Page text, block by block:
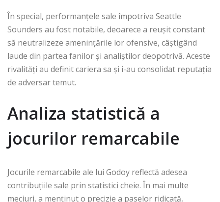
În special, performanțele sale împotriva Seattle
Sounders au fost notabile, deoarece a reușit constant
să neutralizeze amenințările lor ofensive, câștigând
laude din partea fanilor și analiștilor deopotrivă. Aceste
rivalități au definit cariera sa și i-au consolidat reputația
de adversar temut.
Analiza statistică a
jocurilor remarcabile
Jocurile remarcabile ale lui Godoy reflectă adesea
contribuțiile sale prin statistici cheie. În mai multe
meciuri, a menținut o precizie a paselor ridicată,